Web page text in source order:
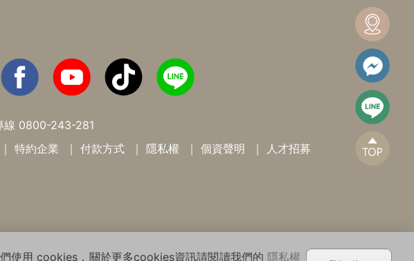
線 0800-243-281
特約企業 付款方式 隱私權 個資聲明 人才招募
All Rights Reserved.
使用 cookies，關於更多cookies資訊請閱讀我們的 隱私權